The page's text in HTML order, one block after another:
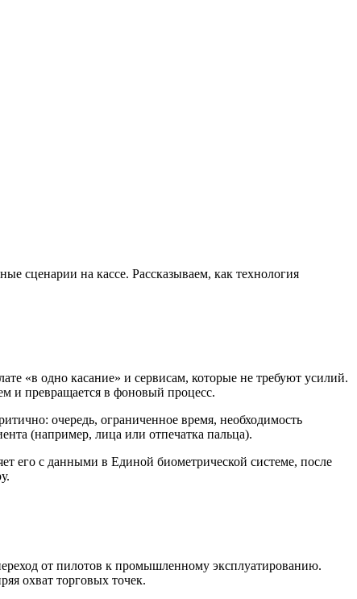
сценарии на кассе. Рассказываем, как технология
«в одно касание» и сервисам, которые не требуют усилий.
и превращается в фоновый процесс.
очередь, ограниченное время, необходимость
(например, лица или отпечатка пальца).
его с данными в Единой биометрической системе, после
от пилотов к промышленному эксплуатированию.
охват торговых точек.